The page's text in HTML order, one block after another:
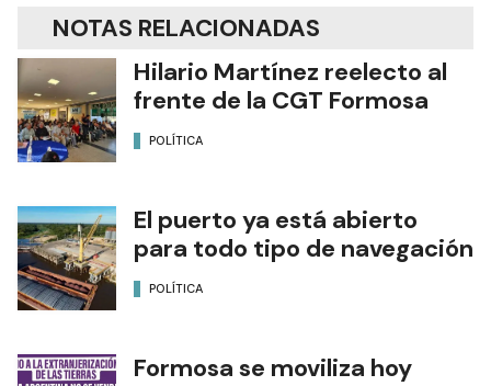
NOTAS RELACIONADAS
Hilario Martínez reelecto al
frente de la CGT Formosa
POLÍTICA
El puerto ya está abierto
para todo tipo de navegación
POLÍTICA
Formosa se moviliza hoy